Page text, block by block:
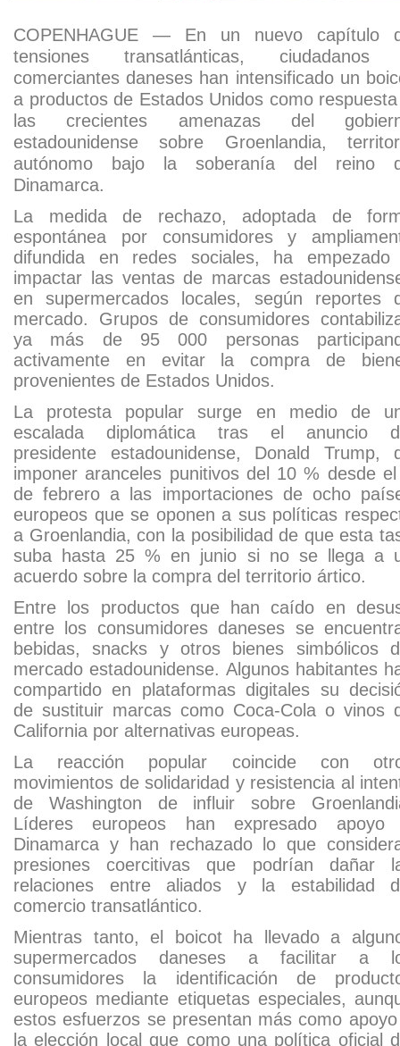
COPENHAGUE — En un nuevo capítulo
tensiones transatlánticas, ciudadanos
comerciantes daneses han intensificado un
a productos de Estados Unidos como
las crecientes amenazas del
estadounidense sobre Groenlandia,
autónomo bajo la soberanía del reino
Dinamarca.
La medida de rechazo, adoptada de
espontánea por consumidores y
difundida en redes sociales, ha empezado
impactar las ventas de marcas
en supermercados locales, según reportes
mercado. Grupos de consumidores
ya más de 95 000 personas
activamente en evitar la compra de
provenientes de Estados Unidos.
La protesta popular surge en medio de
escalada diplomática tras el anuncio
presidente estadounidense, Donald Trump,
imponer aranceles punitivos del 10 % desde
de febrero a las importaciones de ocho
europeos que se oponen a sus políticas
a Groenlandia, con la posibilidad de que esta
suba hasta 25 % en junio si no se llega a
acuerdo sobre la compra del territorio ártico.
Entre los productos que han caído en
entre los consumidores daneses se
bebidas, snacks y otros bienes simbólicos
mercado estadounidense. Algunos habitantes
compartido en plataformas digitales su
de sustituir marcas como Coca-Cola o vinos
California por alternativas europeas.
La reacción popular coincide con
movimientos de solidaridad y resistencia al
de Washington de influir sobre
Líderes europeos han expresado apoyo
Dinamarca y han rechazado lo que
presiones coercitivas que podrían dañar
relaciones entre aliados y la estabilidad
comercio transatlántico.
Mientras tanto, el boicot ha llevado a
supermercados daneses a facilitar a
consumidores la identificación de
europeos mediante etiquetas especiales,
estos esfuerzos se presentan más como
la elección local que como una política oficial